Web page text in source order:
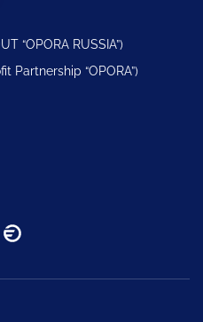
“OPORA RUSSIA”)
Partnership “OPORA”)